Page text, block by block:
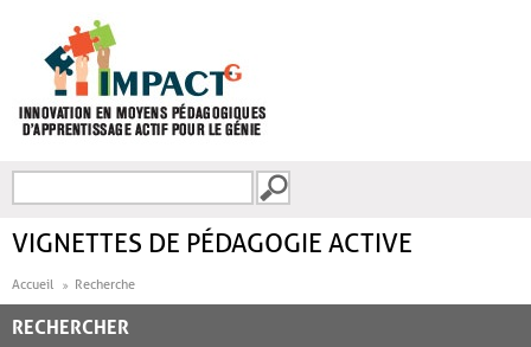
FORMULAIRE DE
VIGNETTES DE PÉDAGOGIE ACTIVE
Accueil Recherche
RECHERCHER